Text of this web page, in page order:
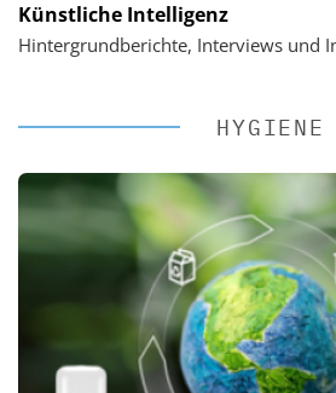
Künstliche Intelligenz
Hintergrundberichte, Interviews und
HYGIENE